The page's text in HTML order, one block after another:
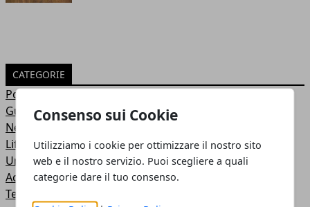
Consenso sui Cookie
Utilizziamo i cookie per ottimizzare il nostro sito
web e il nostro servizio. Puoi scegliere a quali
categorie dare il tuo consenso.
CATEGORIE
Post
Guide
News
Lifestyle
Uncategorized
Acquisti
Tecnologia